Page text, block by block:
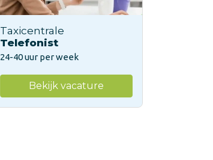
Taxicentrale
Telefonist
24-40 uur per week
Bekijk vacature